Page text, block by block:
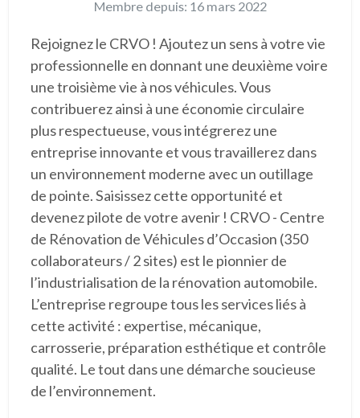
Membre depuis: 16 mars 2022
Rejoignez le CRVO ! Ajoutez un sens à votre vie
professionnelle en donnant une deuxième voire
une troisième vie à nos véhicules. Vous
contribuerez ainsi à une économie circulaire
plus respectueuse, vous intégrerez une
entreprise innovante et vous travaillerez dans
un environnement moderne avec un outillage
de pointe. Saisissez cette opportunité et
devenez pilote de votre avenir ! CRVO - Centre
de Rénovation de Véhicules d’Occasion (350
collaborateurs / 2 sites) est le pionnier de
l’industrialisation de la rénovation automobile.
L’entreprise regroupe tous les services liés à
cette activité : expertise, mécanique,
carrosserie, préparation esthétique et contrôle
qualité. Le tout dans une démarche soucieuse
de l’environnement.